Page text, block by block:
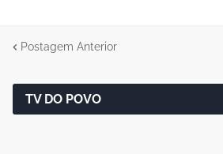
Postagem Anterior
TV DO POVO